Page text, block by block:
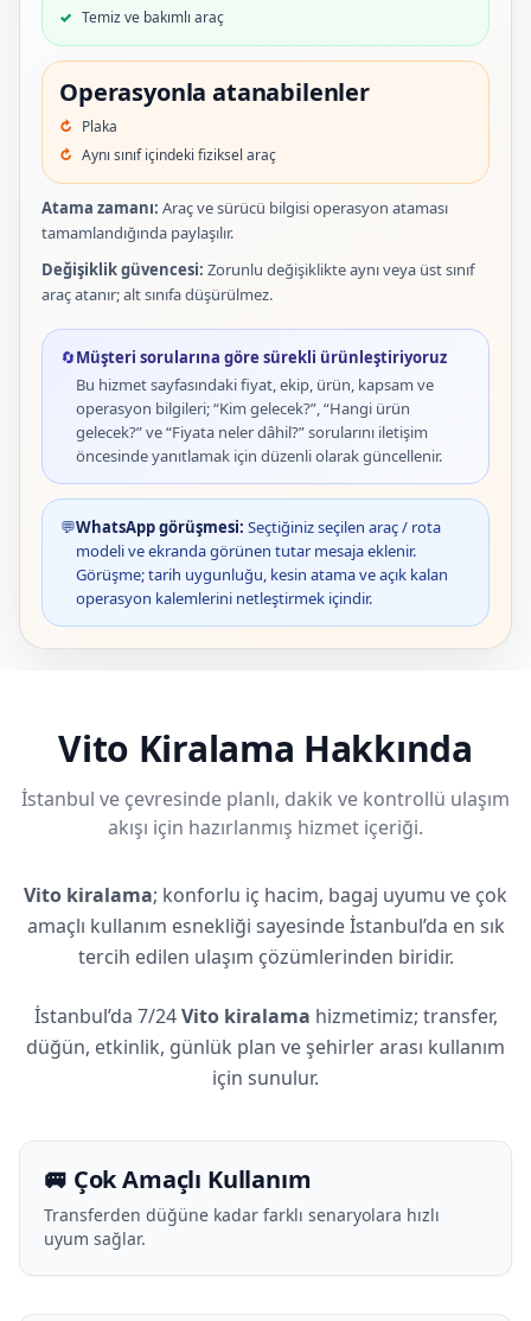
Temiz ve bakımlı araç
Operasyonla atanabilenler
Plaka
Aynı sınıf içindeki fiziksel araç
Atama zamanı: Araç ve sürücü bilgisi operasyon ataması
tamamlandığında paylaşılır.
Değişiklik güvencesi: Zorunlu değişiklikte aynı veya üst sınıf
araç atanır; alt sınıfa düşürülmez.
🔄Müşteri sorularına göre sürekli ürünleştiriyoruz
Bu hizmet sayfasındaki fiyat, ekip, ürün, kapsam ve
operasyon bilgileri; “Kim gelecek?”, “Hangi ürün
gelecek?” ve “Fiyata neler dâhil?” sorularını iletişim
öncesinde yanıtlamak için düzenli olarak güncellenir.
💬WhatsApp görüşmesi: Seçtiğiniz seçilen araç / rota
modeli ve ekranda görünen tutar mesaja eklenir.
Görüşme; tarih uygunluğu, kesin atama ve açık kalan
operasyon kalemlerini netleştirmek içindir.
Vito Kiralama Hakkında
İstanbul ve çevresinde planlı, dakik ve kontrollü ulaşım
akışı için hazırlanmış hizmet içeriği.
Vito kiralama; konforlu iç hacim, bagaj uyumu ve çok
amaçlı kullanım esnekliği sayesinde İstanbul’da en sık
tercih edilen ulaşım çözümlerinden biridir.
İstanbul’da 7/24Vito kiralama hizmetimiz; transfer,
düğün, etkinlik, günlük plan ve şehirler arası kullanım
için sunulur.
🚐 Çok Amaçlı Kullanım
Transferden düğüne kadar farklı senaryolara hızlı
uyum sağlar.